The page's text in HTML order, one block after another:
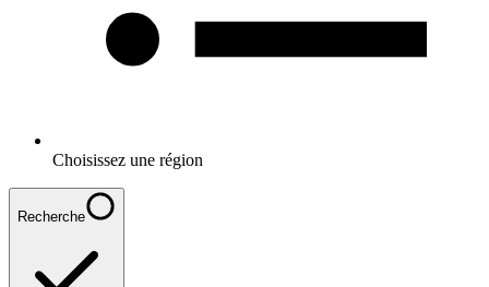
Choisissez une région
Recherche